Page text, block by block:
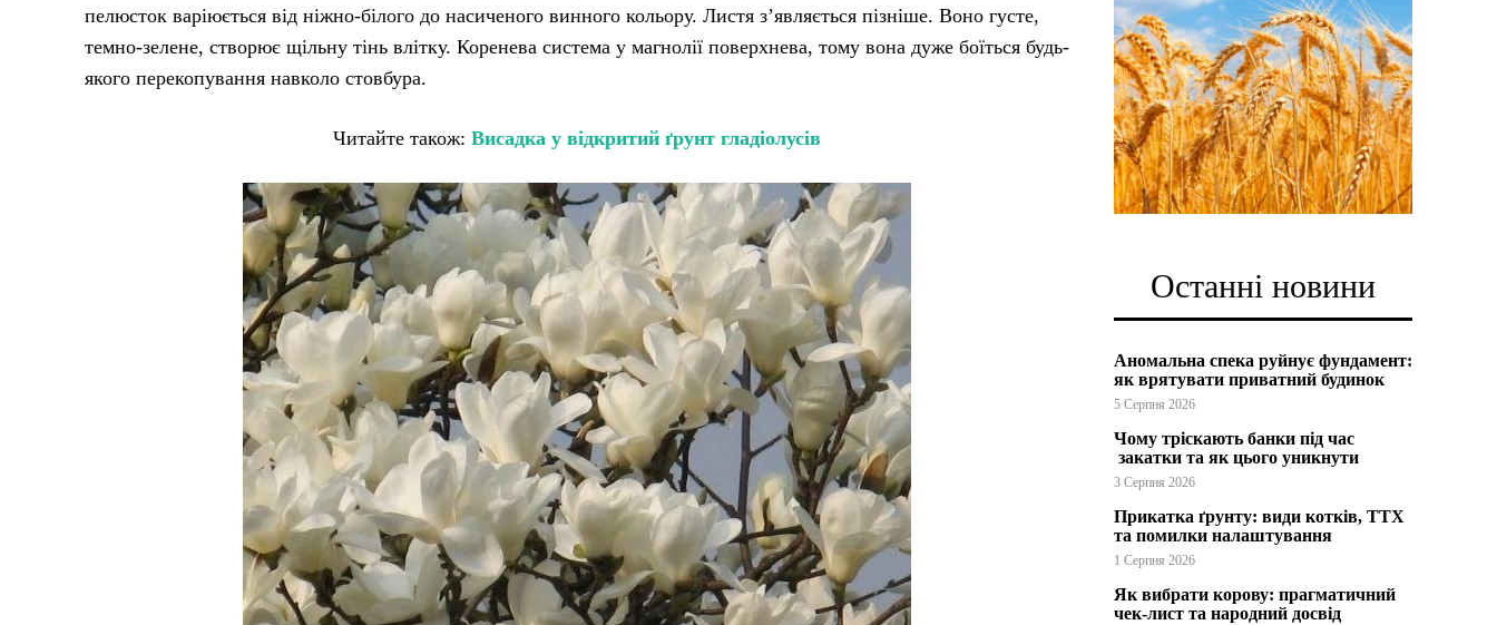
пелюсток варіюється від ніжно-білого до насиченого винного кольору. Листя з’являється пізніше. Воно густе,
темно-зелене, створює щільну тінь влітку. Коренева система у магнолії поверхнева, тому вона дуже боїться будь-
якого перекопування навколо стовбура.
Читайте також: Висадка у відкритий ґрунт гладіолусів
Останні новини
Аномальна спека руйнує фундамент:
як врятувати приватний будинок
5 Серпня 2026
Чому тріскають банки під час
закатки та як цього уникнути
3 Серпня 2026
Прикатка ґрунту: види котків, ТТХ
та помилки налаштування
1 Серпня 2026
Як вибрати корову: прагматичний
чек-лист та народний досвід